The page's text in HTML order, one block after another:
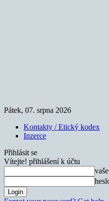
Pátek, 07. srpna 2026
Kontakty / Etický kodex
Inzerce
Přihlásit se
Vítejte! přihlášení k účtu